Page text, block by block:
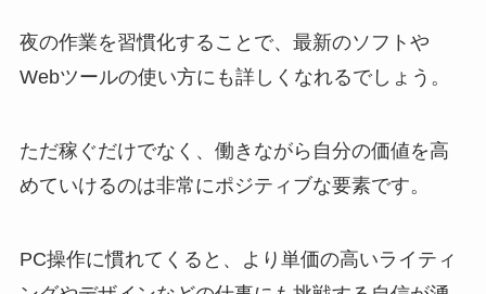
夜の作業を習慣化することで、最新のソフトや
Webツールの使い方にも詳しくなれるでしょう。
ただ稼ぐだけでなく、働きながら自分の価値を高
めていけるのは非常にポジティブな要素です。
PC操作に慣れてくると、より単価の高いライティ